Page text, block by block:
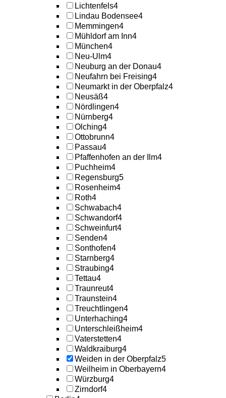
Lichtenfels4
Lindau Bodensee4
Memmingen4
Mühldorf am Inn4
München4
Neu-Ulm4
Neuburg an der Donau4
Neufahrn bei Freising4
Neumarkt in der Oberpfalz4
Neusäß4
Nördlingen4
Nürnberg4
Olching4
Ottobrunn4
Passau4
Pfaffenhofen an der Ilm4
Puchheim4
Regensburg5
Rosenheim4
Roth4
Schwabach4
Schwandorf4
Schweinfurt4
Senden4
Sonthofen4
Starnberg4
Straubing4
Tettau4
Traunreut4
Traunstein4
Treuchtlingen4
Unterhaching4
Unterschleißheim4
Vaterstetten4
Waldkraiburg4
Weiden in der Oberpfalz5
Weilheim in Oberbayern4
Würzburg4
Zirndorf4